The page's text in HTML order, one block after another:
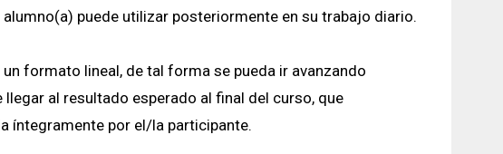
puede utilizar posteriormente en su trabajo diario.
formato lineal, de tal forma se pueda ir avanzando
al resultado esperado al final del curso, que
íntegramente por el/la participante.